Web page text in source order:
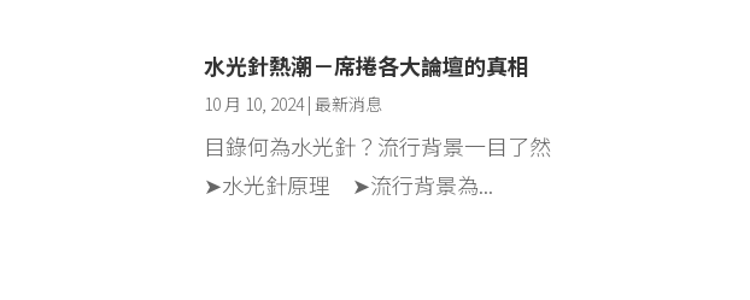
水光針熱潮－席捲各大論壇的真相
10 月 10, 2024| 最新消息
目錄何為水光針？流行背景一目了然
➤水光針原理 ➤流行背景為...